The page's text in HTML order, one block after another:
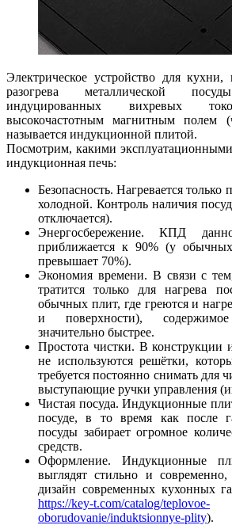
Электрическое устройство для кухни,
разогрева металлической
индуцированных вихревых
высокочастотным магнитным полем
называется индукционной плитой.
Посмотрим, какими эксплуатационными
индукционная печь:
Безопасность. Нагревается только
холодной. Контроль наличия
отключается).
Энергосбережение. КПД
приближается к 90% (у
превышает 70%).
Экономия времени. В связи с
тратится только для нагрева
обычных плит, где греются и
и поверхности),
значительно быстрее.
Простота чистки. В конструкции
не используются решётки,
требуется постоянно снимать для
выступающие ручки управления
Чистая посуда. Индукционные
посуде, в то время как после
посуды забирает огромное
средств.
Оформление. Индукционные
выглядят стильно и
дизайн современных кухонных
https://key-t.com/catalog/teplovoe-
oborudovanie/induktsionnye-plity).